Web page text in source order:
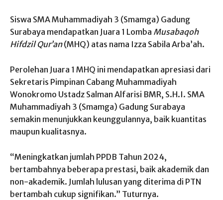
Siswa SMA Muhammadiyah 3 (Smamga) Gadung
Surabaya mendapatkan Juara 1 Lomba Musabaqoh
Hifdzil Qur’an(MHQ) atas nama Izza Sabila Arba’ah.
Perolehan Juara 1 MHQ ini mendapatkan apresiasi dari
Sekretaris Pimpinan Cabang Muhammadiyah
Wonokromo Ustadz Salman Alfarisi BMR, S.H.I. SMA
Muhammadiyah 3 (Smamga) Gadung Surabaya
semakin menunjukkan keunggulannya, baik kuantitas
maupun kualitasnya.
“Meningkatkan jumlah PPDB Tahun 2024,
bertambahnya beberapa prestasi, baik akademik dan
non-akademik. Jumlah lulusan yang diterima di PTN
bertambah cukup signifikan.” Tuturnya.